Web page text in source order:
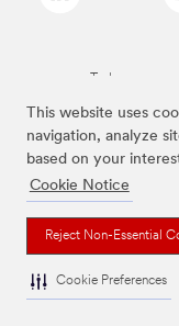
This website uses
navigation, analyze
based on your
Cookie Notice
Reject Non-Essential
Cookie Preferences
Todas as